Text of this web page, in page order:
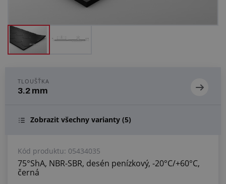
TLOUŠŤKA
3.2 mm
Zobrazit všechny varianty (5)
Kód produktu: 05434035
75°ShA, NBR-SBR, desén penízkový, -20°C/+60°C,
černá